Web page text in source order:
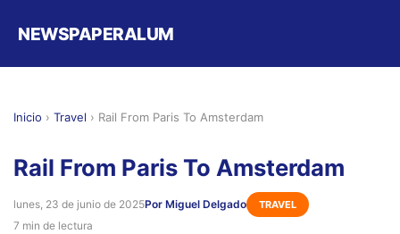
NEWSPAPERALUM
Inicio › Travel › Rail From Paris To Amsterdam
Rail From Paris To Amsterdam
lunes, 23 de junio de 2025Por Miguel Delgado TRAVEL
7 min de lectura